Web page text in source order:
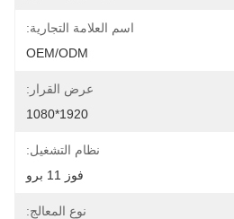
اسم العلامة التجارية:
OEM/ODM
عرض القرار:
1920*1080
نظام التشغيل:
فوز 11 برو
نوع المعالج: